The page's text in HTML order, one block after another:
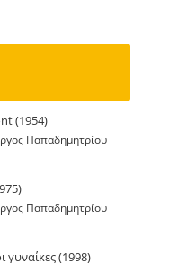
(1954)
Παπαδημητρίου
Παπαδημητρίου
γυναίκες (1998)